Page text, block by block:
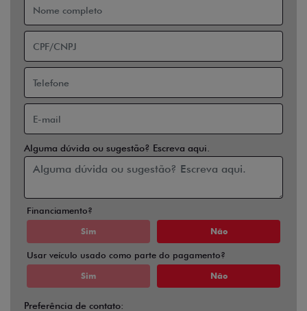
Alguma dúvida ou sugestão? Escreva aqui.
Financiamento?
Sim Não
Usar veículo usado como parte do pagamento?
Sim Não
Preferência de contato: